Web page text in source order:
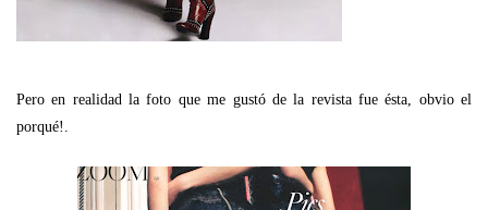
Pero en realidad la foto que me gustó de la revista fue ésta, obvio el
porqué!.